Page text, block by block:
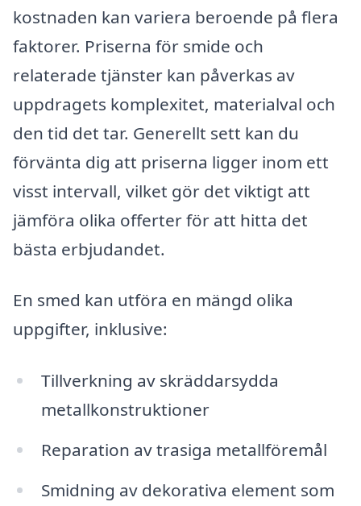
kostnaden kan variera beroende på flera
faktorer. Priserna för smide och
relaterade tjänster kan påverkas av
uppdragets komplexitet, materialval och
den tid det tar. Generellt sett kan du
förvänta dig att priserna ligger inom ett
visst intervall, vilket gör det viktigt att
jämföra olika offerter för att hitta det
bästa erbjudandet.
En smed kan utföra en mängd olika
uppgifter, inklusive:
Tillverkning av skräddarsydda
metallkonstruktioner
Reparation av trasiga metallföremål
Smidning av dekorativa element som